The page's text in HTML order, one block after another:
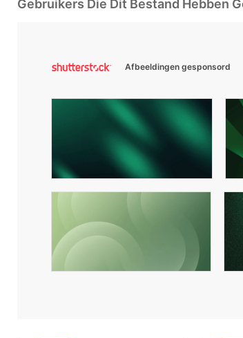
Gebruikers Die Dit Bestand Hebben
Afbeeldingen gesponsord